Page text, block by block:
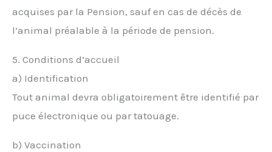
acquises par la Pension, sauf en cas de décès de
l’animal préalable à la période de pension.
5. Conditions d’accueil
a) Identification
Tout animal devra obligatoirement être identifié par
puce électronique ou par tatouage.
b) Vaccination